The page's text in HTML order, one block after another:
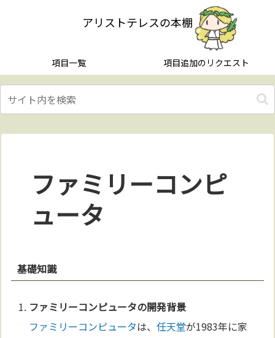
アリストテレスの本棚
項目一覧 項目追加のリクエスト
ファミリーコンピ
ュータ
基礎知識
ファミリーコンピュータの開発背景
ファミリーコンピュータは、任天堂が1983年に家